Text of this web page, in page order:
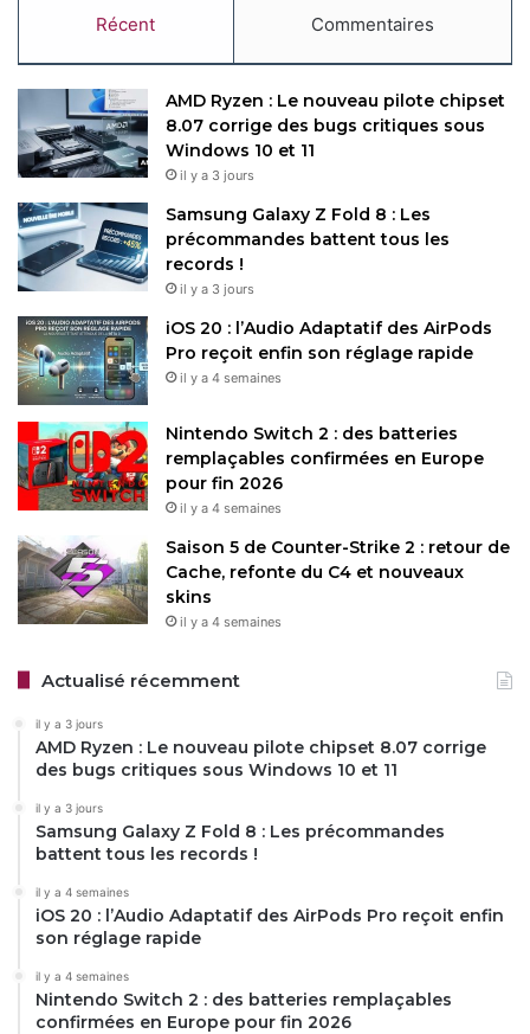
Sing
visionOS 26prend en charge les manettes
PlayStation VR2 pour le gaming sur Vision Pro, avec des
widgets spatiaux ancrés dans l’environnement virtuel et
desPersonasplus réalistes (cheveux, cils, teint).
Apple Games et autres
nouveautés
L’appApple Games remplace Game Center, centralisant les
jeux de l’App Store, Apple Arcade et des fonctionnalités
sociales.macOS Tahoe 26 intègre l’app Aperçu
sur
iPhone et iPad, tandis queRaccourcisdevient plus
accessible grâce à des automatisations IA générées par
des requêtes en langage naturel. Ces mises à jour,
disponibles en bêta pour les développeurs, seront
déployées cet automne avec les iPhone 17.
Suivez-nous pour les dernières mises à jour et guides.
Apple Intelligence
Copy URL
Récent Commentaires
AMD Ryzen : Le nouveau pilote chipset
8.07 corrige des bugs critiques sous
Windows 10 et 11
il y a 3 jours
Samsung Galaxy Z Fold 8 : Les
précommandes battent tous les
records !
il y a 3 jours
iOS 20 : l’Audio Adaptatif des AirPods
Pro reçoit enfin son réglage rapide
il y a 4 semaines
Nintendo Switch 2 : des batteries
remplaçables confirmées en Europe
pour fin 2026
il y a 4 semaines
Saison 5 de Counter-Strike 2 : retour de
Cache, refonte du C4 et nouveaux
skins
il y a 4 semaines
Actualisé récemment
il y a 3 jours
AMD Ryzen : Le nouveau pilote chipset 8.07 corrige
des bugs critiques sous Windows 10 et 11
il y a 3 jours
Samsung Galaxy Z Fold 8 : Les précommandes
battent tous les records !
il y a 4 semaines
iOS 20 : l’Audio Adaptatif des AirPods Pro reçoit enfin
son réglage rapide
il y a 4 semaines
Nintendo Switch 2 : des batteries remplaçables
confirmées en Europe pour fin 2026